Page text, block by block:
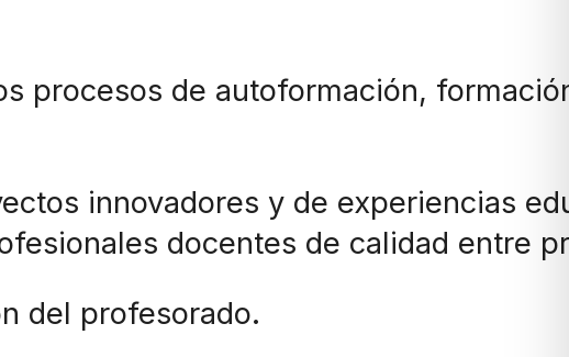
procesos de autoformación,
innovadores y de experiencias
docentes de calidad entre
del profesorado.